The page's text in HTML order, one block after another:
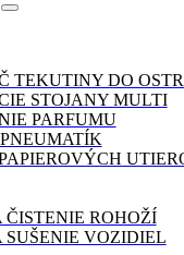
TEKUTINY DO
STOJANY MULTI
PARFUMU
ROHOŽÍ
VOZIDIEL